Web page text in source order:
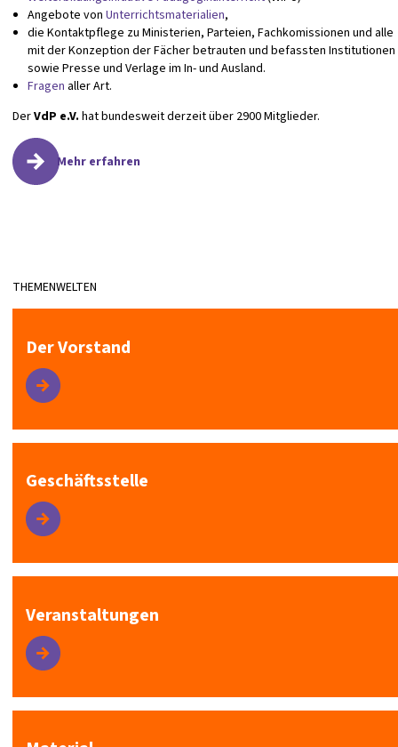
Angebote von Unterrichtsmaterialien,
die Kontaktpflege zu Ministerien, Parteien, Fachkomissionen und alle
mit der Konzeption der Fächer betrauten und befassten Institutionen
sowie Presse und Verlage im In- und Ausland.
Fragen aller Art.
DerVdP e.V. hat bundesweit derzeit über 2900 Mitglieder.
Mehr erfahren
THEMENWELTEN
Der Vorstand
Geschäftsstelle
Veranstaltungen